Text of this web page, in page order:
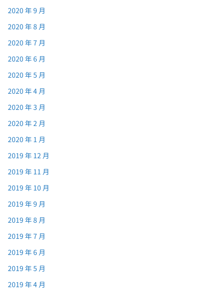
2020 年 9 月
2020 年 8 月
2020 年 7 月
2020 年 6 月
2020 年 5 月
2020 年 4 月
2020 年 3 月
2020 年 2 月
2020 年 1 月
2019 年 12 月
2019 年 11 月
2019 年 10 月
2019 年 9 月
2019 年 8 月
2019 年 7 月
2019 年 6 月
2019 年 5 月
2019 年 4 月